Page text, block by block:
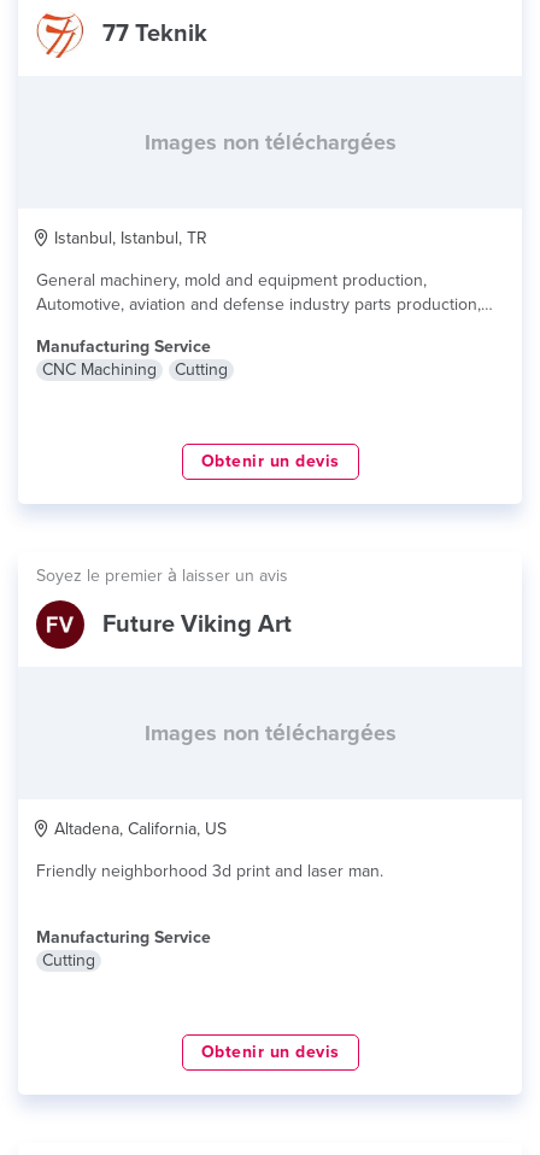
77 Teknik
Images non téléchargées
Istanbul, Istanbul, TR
General machinery, mold and equipment production,
Automotive, aviation and defense industry parts production,
Manufacturing Service
CNC Machining
Cutting
Obtenir un devis
Soyez le premier à laisser un avis
Future Viking Art
Images non téléchargées
Altadena, California, US
Friendly neighborhood 3d print and laser man.
Manufacturing Service
Cutting
Obtenir un devis